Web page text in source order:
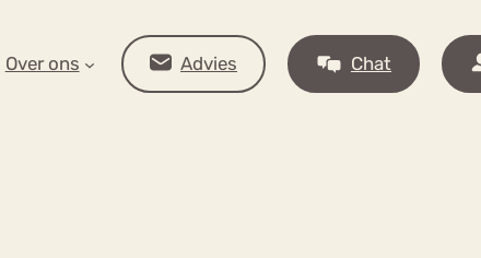
Over ons Advies Chat